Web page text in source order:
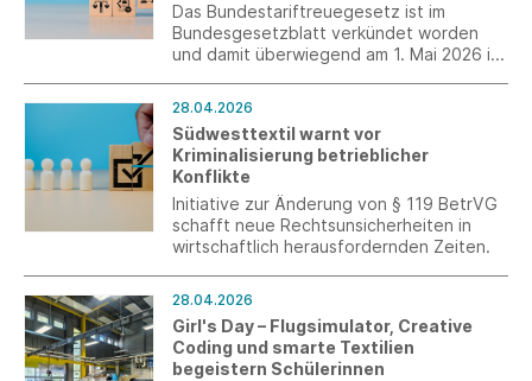
Das Bundestariftreuegesetz ist im
Bundesgesetzblatt verkündet worden
und damit überwiegend am 1. Mai 2026 in
28.04.2026
Südwesttextil warnt vor
Kriminalisierung betrieblicher
Konflikte
Initiative zur Änderung von § 119 BetrVG
schafft neue Rechtsunsicherheiten in
wirtschaftlich herausfordernden Zeiten.
28.04.2026
Girl's Day – Flugsimulator, Creative
Coding und smarte Textilien
begeistern Schülerinnen